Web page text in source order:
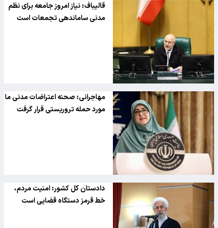
قالیباف: نیاز امروز جامعه برای نظم
مدنی ساماندهی تجمعات است
مهاجرانی: صحنه اعتراضات مدنی ما
مورد حمله تروریستی قرار گرفت
دادستان کل کشور: امنیت مردم،
خط قرمز دستگاه قضایی است